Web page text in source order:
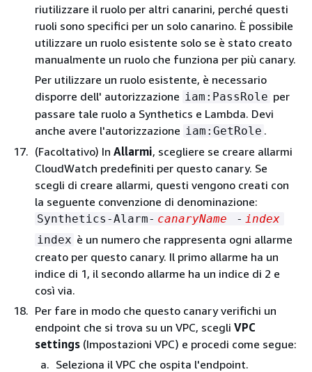
riutilizzare il ruolo per altri canarini, perché questi
ruoli sono specifici per un solo canarino. È possibile
utilizzare un ruolo esistente solo se è stato creato
manualmente un ruolo che funziona per più canary.
Per utilizzare un ruolo esistente, è necessario
disporre dell' autorizzazione iam:PassRole per
passare tale ruolo a Synthetics e Lambda. Devi
anche avere l'autorizzazione iam:GetRole .
(Facoltativo) In Allarmi, scegliere se creare allarmi
CloudWatch predefiniti per questo canary. Se
scegli di creare allarmi, questi vengono creati con
la seguente convenzione di denominazione:
Synthetics-Alarm- canaryName - index
index è un numero che rappresenta ogni allarme
creato per questo canary. Il primo allarme ha un
indice di 1, il secondo allarme ha un indice di 2 e
così via.
Per fare in modo che questo canary verifichi un
endpoint che si trova su un VPC, scegli VPC
settings (Impostazioni VPC) e procedi come segue:
Seleziona il VPC che ospita l'endpoint.